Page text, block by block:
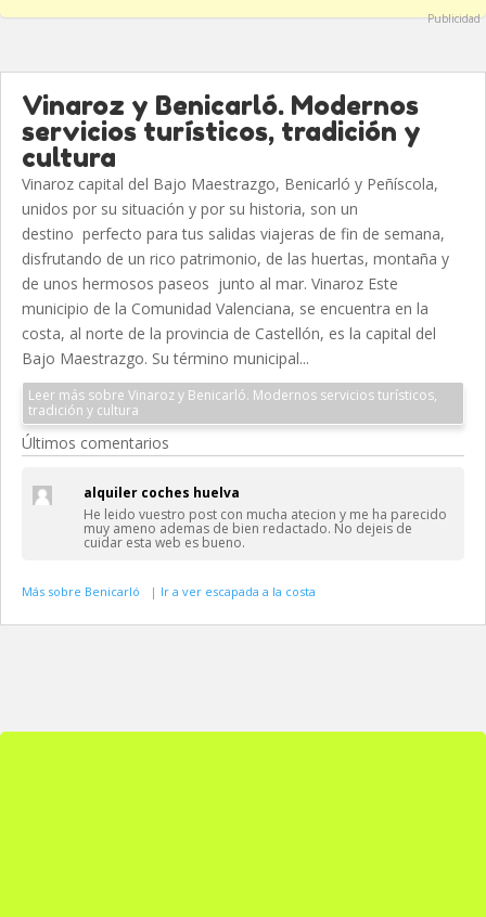
Publicidad
Vinaroz y Benicarló. Modernos
servicios turísticos, tradición y
cultura
Vinaroz capital del Bajo Maestrazgo, Benicarló y Peñíscola,
unidos por su situación y por su historia, son un
destino perfecto para tus salidas viajeras de fin de semana,
disfrutando de un rico patrimonio, de las huertas, montaña y
de unos hermosos paseos junto al mar. Vinaroz Este
municipio de la Comunidad Valenciana, se encuentra en la
costa, al norte de la provincia de Castellón, es la capital del
Bajo Maestrazgo. Su término municipal...
Leer más sobre Vinaroz y Benicarló. Modernos servicios turísticos,
tradición y cultura
Últimos comentarios
alquiler coches huelva
He leido vuestro post con mucha atecion y me ha parecido
muy ameno ademas de bien redactado. No dejeis de
cuidar esta web es bueno.
Más sobre Benicarló | Ir a ver escapada a la costa